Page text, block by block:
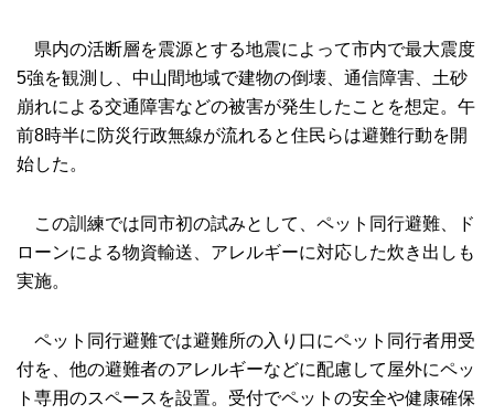
県内の活断層を震源とする地震によって市内で最大震度
5強を観測し、中山間地域で建物の倒壊、通信障害、土砂
崩れによる交通障害などの被害が発生したことを想定。午
前8時半に防災行政無線が流れると住民らは避難行動を開
始した。
この訓練では同市初の試みとして、ペット同行避難、ド
ローンによる物資輸送、アレルギーに対応した炊き出しも
実施。
ペット同行避難では避難所の入り口にペット同行者用受
付を、他の避難者のアレルギーなどに配慮して屋外にペッ
ト専用のスペースを設置。受付でペットの安全や健康確保